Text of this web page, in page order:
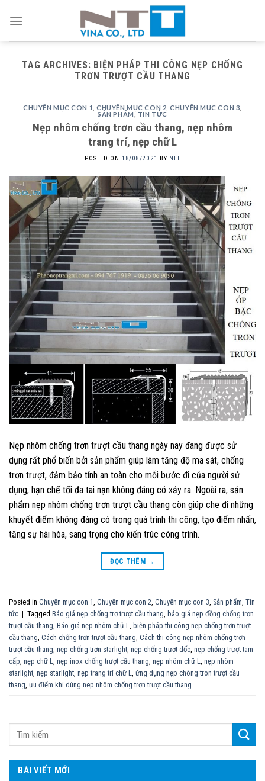
TAG ARCHIVES: BIỆN PHÁP THI CÔNG NẸP CHỐNG
TRƠN TRƯỢT CẦU THANG
BÀI VIẾT MỚI
CHUYÊN MỤC CON 1 ,CHUYÊN MỤC CON 2 ,CHUYÊN MỤC CON 3
SẢN PHẨM , TIN TỨC
Nẹp nhôm chống trơn cầu thang, nẹp nhôm
trang trí, nẹp chữ L
POSTED ON 18/08/2021 BY NTT
Nẹp nhôm chống trơn trượt cầu thang ngày nay đang được sử
dụng rất phổ biến bởi sản phẩm giúp làm tăng độ ma sát, chống
trơn trượt, đảm bảo tính an toàn cho mỗi bước đi của người sử
dụng, hạn chế tối đa tai nạn không đáng có xảy ra. Ngoài ra, sản
phẩm nẹp nhôm chống trơn trượt cầu thang còn giúp che đi những
khuyết điểm không đáng có trong quá trình thi công, tạo điểm nhấn,
tăng sự hài hòa, sang trọng cho kiến trúc công trình.
ĐỌC THÊM →
Posted in Chuyên mục con 1 Chuyên mục con 2 Chuyên mục con 3 Sản phẩm Tin
tức | Tagged Báo giá nẹp chống trơ trượt cầu thang báo giá nẹp đồng chống trơn
trượt cầu thang Báo giá nẹp nhôm chữ L
biện pháp thi công nẹp chống trơn trượt
cầu thang Cách chống trơn trượt cầu thang Cách thi công nẹp nhôm chống trơn
trượt cầu thang nẹp chống trơn starlight nẹp chống trượt dốc nẹp chống trượt tam
cấp nẹp chữ L nẹp inox chống trượt cầu thang nẹp nhôm chữ L
nẹp nhôm
starlight nẹp starlight nẹp trang trí chữ L
ứng dụng nẹp chông tron trượt cầu
thang ưu điểm khi dùng nep nhôm chống trơn trượt cầu thang